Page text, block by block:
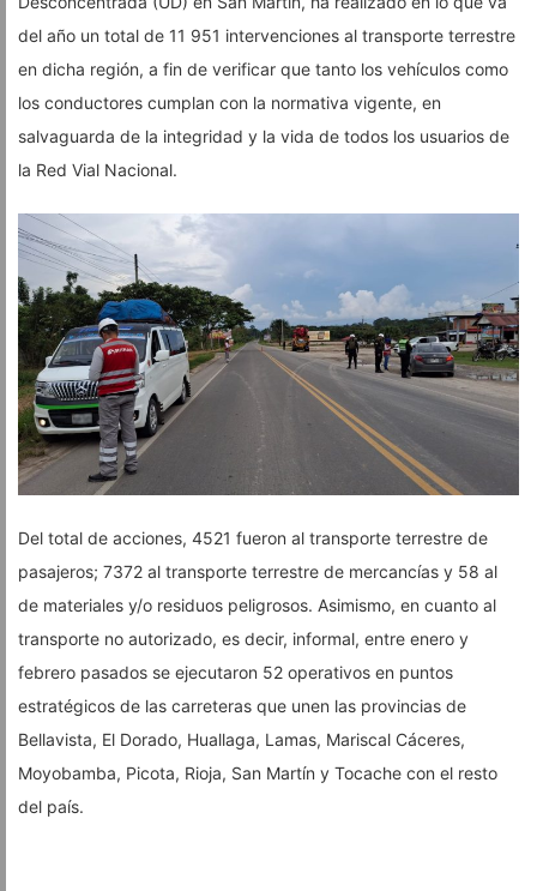
del año un total de 11 951 intervenciones al transporte terrestre
en dicha región, a fin de verificar que tanto los vehículos como
los conductores cumplan con la normativa vigente, en
salvaguarda de la integridad y la vida de todos los usuarios de
la Red Vial Nacional.
Del total de acciones, 4521 fueron al transporte terrestre de
pasajeros; 7372 al transporte terrestre de mercancías y 58 al
de materiales y/o residuos peligrosos. Asimismo, en cuanto al
transporte no autorizado, es decir, informal, entre enero y
febrero pasados se ejecutaron 52 operativos en puntos
estratégicos de las carreteras que unen las provincias de
Bellavista, El Dorado, Huallaga, Lamas, Mariscal Cáceres,
Moyobamba, Picota, Rioja, San Martín y Tocache con el resto
del país.